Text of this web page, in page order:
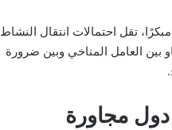
تقل احتمالات انتقال النشاط
بين العامل المناخي وبين ضرورة
مجاورة